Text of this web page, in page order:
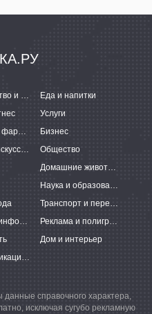
Строительство и ремонт
Еда и напитки
Услуги
Медицина и фармацевтика
Бизнес
Культура и искусство
Общество
Домашние животные
Наука и образование
Транспорт и перевозки
Справочно-информационные системы
Реклама и полиграфия
Дом и интерьер
Телекоммуникации и связь
справочного характера,
исключая сугубо рекламную